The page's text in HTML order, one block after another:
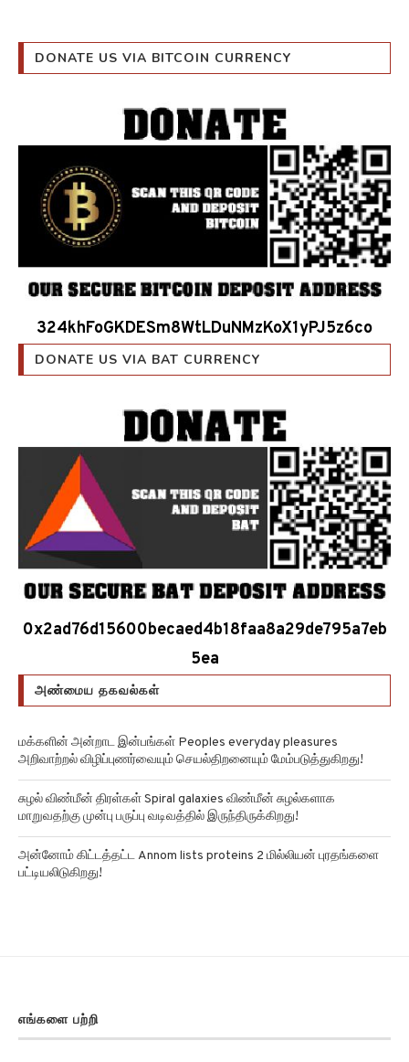
DONATE US VIA BITCOIN CURRENCY
DONATE US VIA BAT CURRENCY
5ea
அண்மைய தகவல்கள்
அறிவாற்றல் விழிப்புணர்வையும் செயல்திறனையும் மேம்படுத்துகிறது!
சுழல் விண்மீன் திரள்கள் Spiral galaxies விண்மீன் சுழல்களாக
மாறுவதற்கு முன்பு பருப்பு வடிவத்தில் இருந்திருக்கிறது!
அன்னோம் கிட்டத்தட்ட Annom lists proteins 2 மில்லியன் புரதங்களை
பட்டியலிடுகிறது!